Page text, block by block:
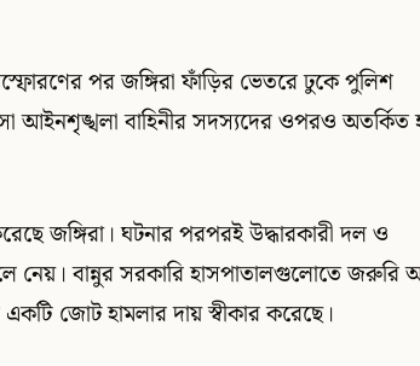
পর জঙ্গিরা ফাঁড়ির ভেতরে ঢুকে পুলিশ
বাহিনীর সদস্যদের ওপরও অতর্কিত
জঙ্গিরা। ঘটনার পরপরই উদ্ধারকারী দল ও
নেয়। বান্নুর সরকারি হাসপাতালগুলোতে জরুরি
জোট হামলার দায় স্বীকার করেছে।